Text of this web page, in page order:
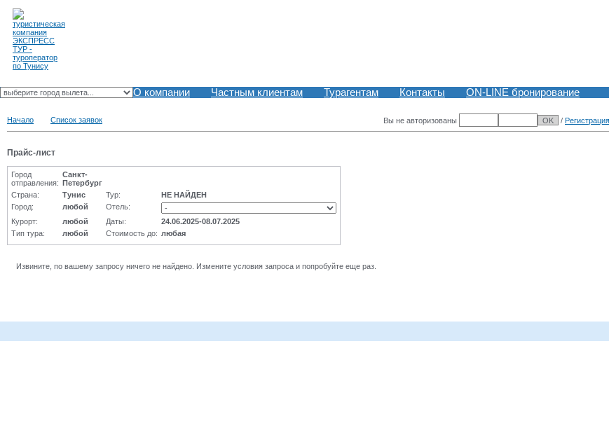
О компании Частным клиентам Турагентам Контакты ON-LINE бронирование
Начало Список заявок Вы не авторизованы / Регистрация
Прайс-лист
Город
отправления:
Санкт-
Петербург
Страна:
Тунис Тур:
НЕ НАЙДЕН
Город:
любой
Отель:
Курорт:
любой Даты:
24.06.2025-08.07.2025
Тип тура:
любой Стоимость до: любая
Извините, по вашему запросу ничего не найдено. Измените условия запроса и попробуйте еще раз.